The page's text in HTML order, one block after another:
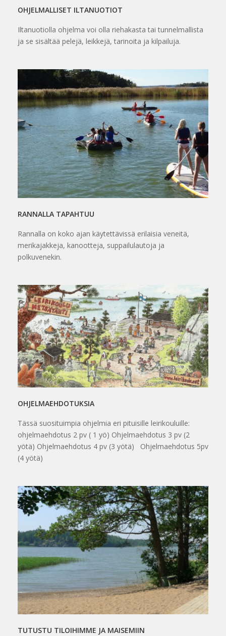
OHJELMALLISET ILTANUOTIOT
Iltanuotiolla ohjelma voi olla riehakasta tai tunnelmallista
ja se sisältää pelejä, leikkejä, tarinoita ja kilpailuja.
RANNALLA TAPAHTUU
Rannalla on koko ajan käytettävissä erilaisia veneitä,
merikajakkeja, kanootteja, suppailulautoja ja
polkuvenekin.
OHJELMAEHDOTUKSIA
Tässä suosituimpia ohjelmia eri pituisille leirikouluille:
ohjelmaehdotus 2 pv ( 1 yö) Ohjelmaehdotus 3 pv (2
yötä) Ohjelmaehdotus 4 pv (3 yötä) Ohjelmaehdotus 5pv
(4 yötä)
TUTUSTU TILOIHIMME JA MAISEMIIN